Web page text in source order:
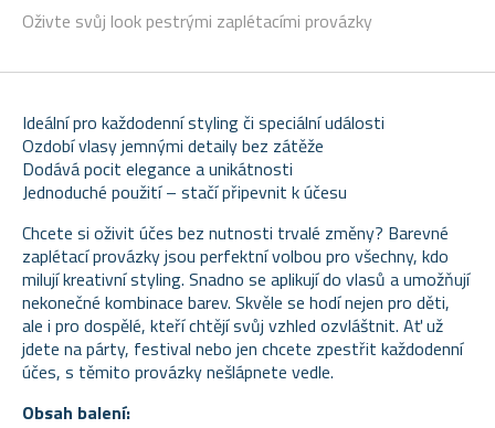
Oživte svůj look pestrými zaplétacími provázky
Ideální pro každodenní styling či speciální události
Ozdobí vlasy jemnými detaily bez zátěže
Dodává pocit elegance a unikátnosti
Jednoduché použití – stačí připevnit k účesu
Chcete si oživit účes bez nutnosti trvalé změny? Barevné
zaplétací provázky jsou perfektní volbou pro všechny, kdo
milují kreativní styling. Snadno se aplikují do vlasů a umožňují
nekonečné kombinace barev. Skvěle se hodí nejen pro děti,
ale i pro dospělé, kteří chtějí svůj vzhled ozvláštnit. Ať už
jdete na párty, festival nebo jen chcete zpestřit každodenní
účes, s těmito provázky nešlápnete vedle.
Obsah balení: